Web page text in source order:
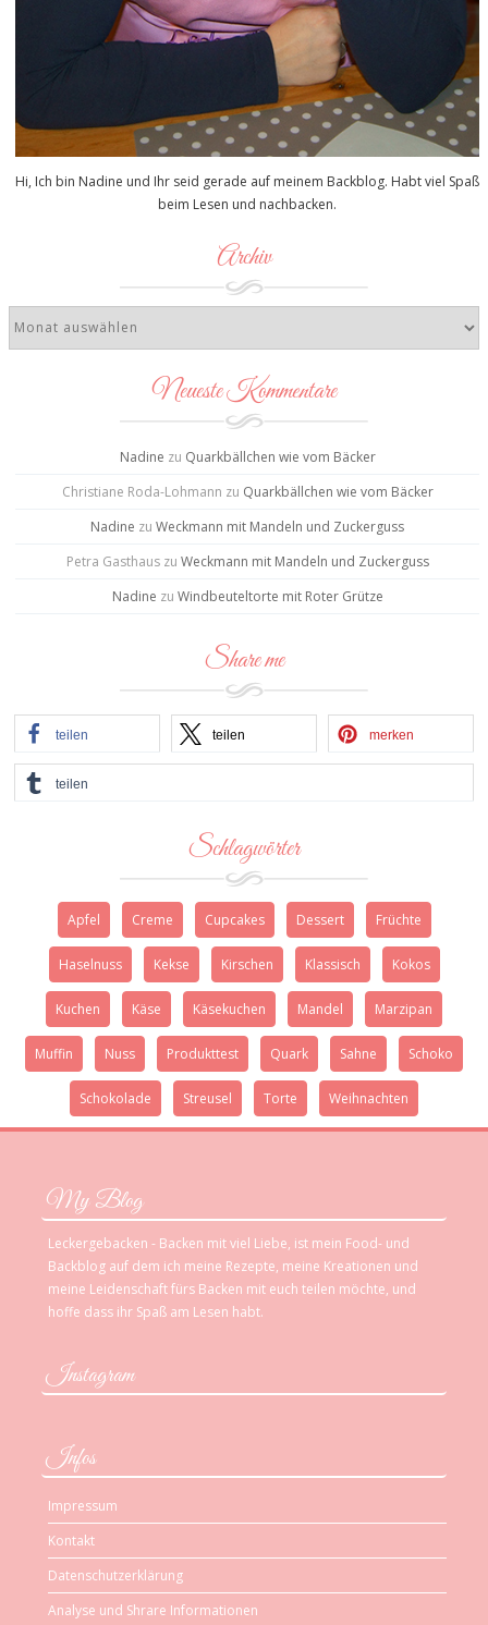
Hi, Ich bin Nadine und Ihr seid gerade auf meinem Backblog. Habt viel Spaß
beim Lesen und nachbacken.
Archiv
Neueste Kommentare
Nadine zu Quarkbällchen wie vom Bäcker
Christiane Roda-Lohmann zu Quarkbällchen wie vom Bäcker
Nadine zu Weckmann mit Mandeln und Zuckerguss
Petra Gasthauszu Weckmann mit Mandeln und Zuckerguss
Nadine zu Windbeuteltorte mit Roter Grütze
Share me
teilen teilen merken
teilen
Schlagwörter
Apfel Creme Cupcakes Dessert Früchte
Haselnuss Kekse Kirschen Klassisch Kokos
Kuchen Käse Käsekuchen Mandel Marzipan
Muffin Nuss Produkttest Quark Sahne Schoko
Schokolade Streusel Torte Weihnachten
My Blog
Leckergebacken - Backen mit viel Liebe, ist mein Food- und
Backblog auf dem ich meine Rezepte, meine Kreationen und
meine Leidenschaft fürs Backen mit euch teilen möchte, und
hoffe dass ihr Spaß am Lesen habt.
Instagram
Infos
Impressum
Kontakt
Datenschutzerklärung
Analyse und Shrare Informationen